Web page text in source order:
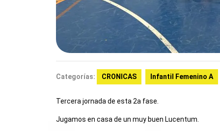
Categorías: CRONICAS Infantil Femenino A
Tercera jornada de esta 2a fase.
Jugamos en casa de un muy buen Lucentum.